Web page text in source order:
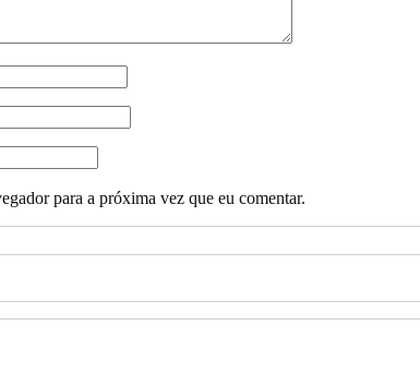
para a próxima vez que eu comentar.